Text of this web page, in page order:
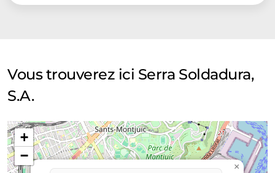
Vous trouverez ici Serra Soldadura,
S.A.
×
+
−